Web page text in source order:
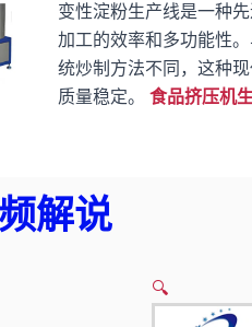
变性淀粉生产线是一种
加工的效率和多功能性
统炒制方法不同，这种
质量稳定。 食品挤压机
解说
🔍